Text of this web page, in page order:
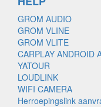
GROM AUDIO
GROM VLINE
GROM VLITE
CARPLAY ANDROID
YATOUR
LOUDLINK
WIFI CAMERA
Herroepingslink